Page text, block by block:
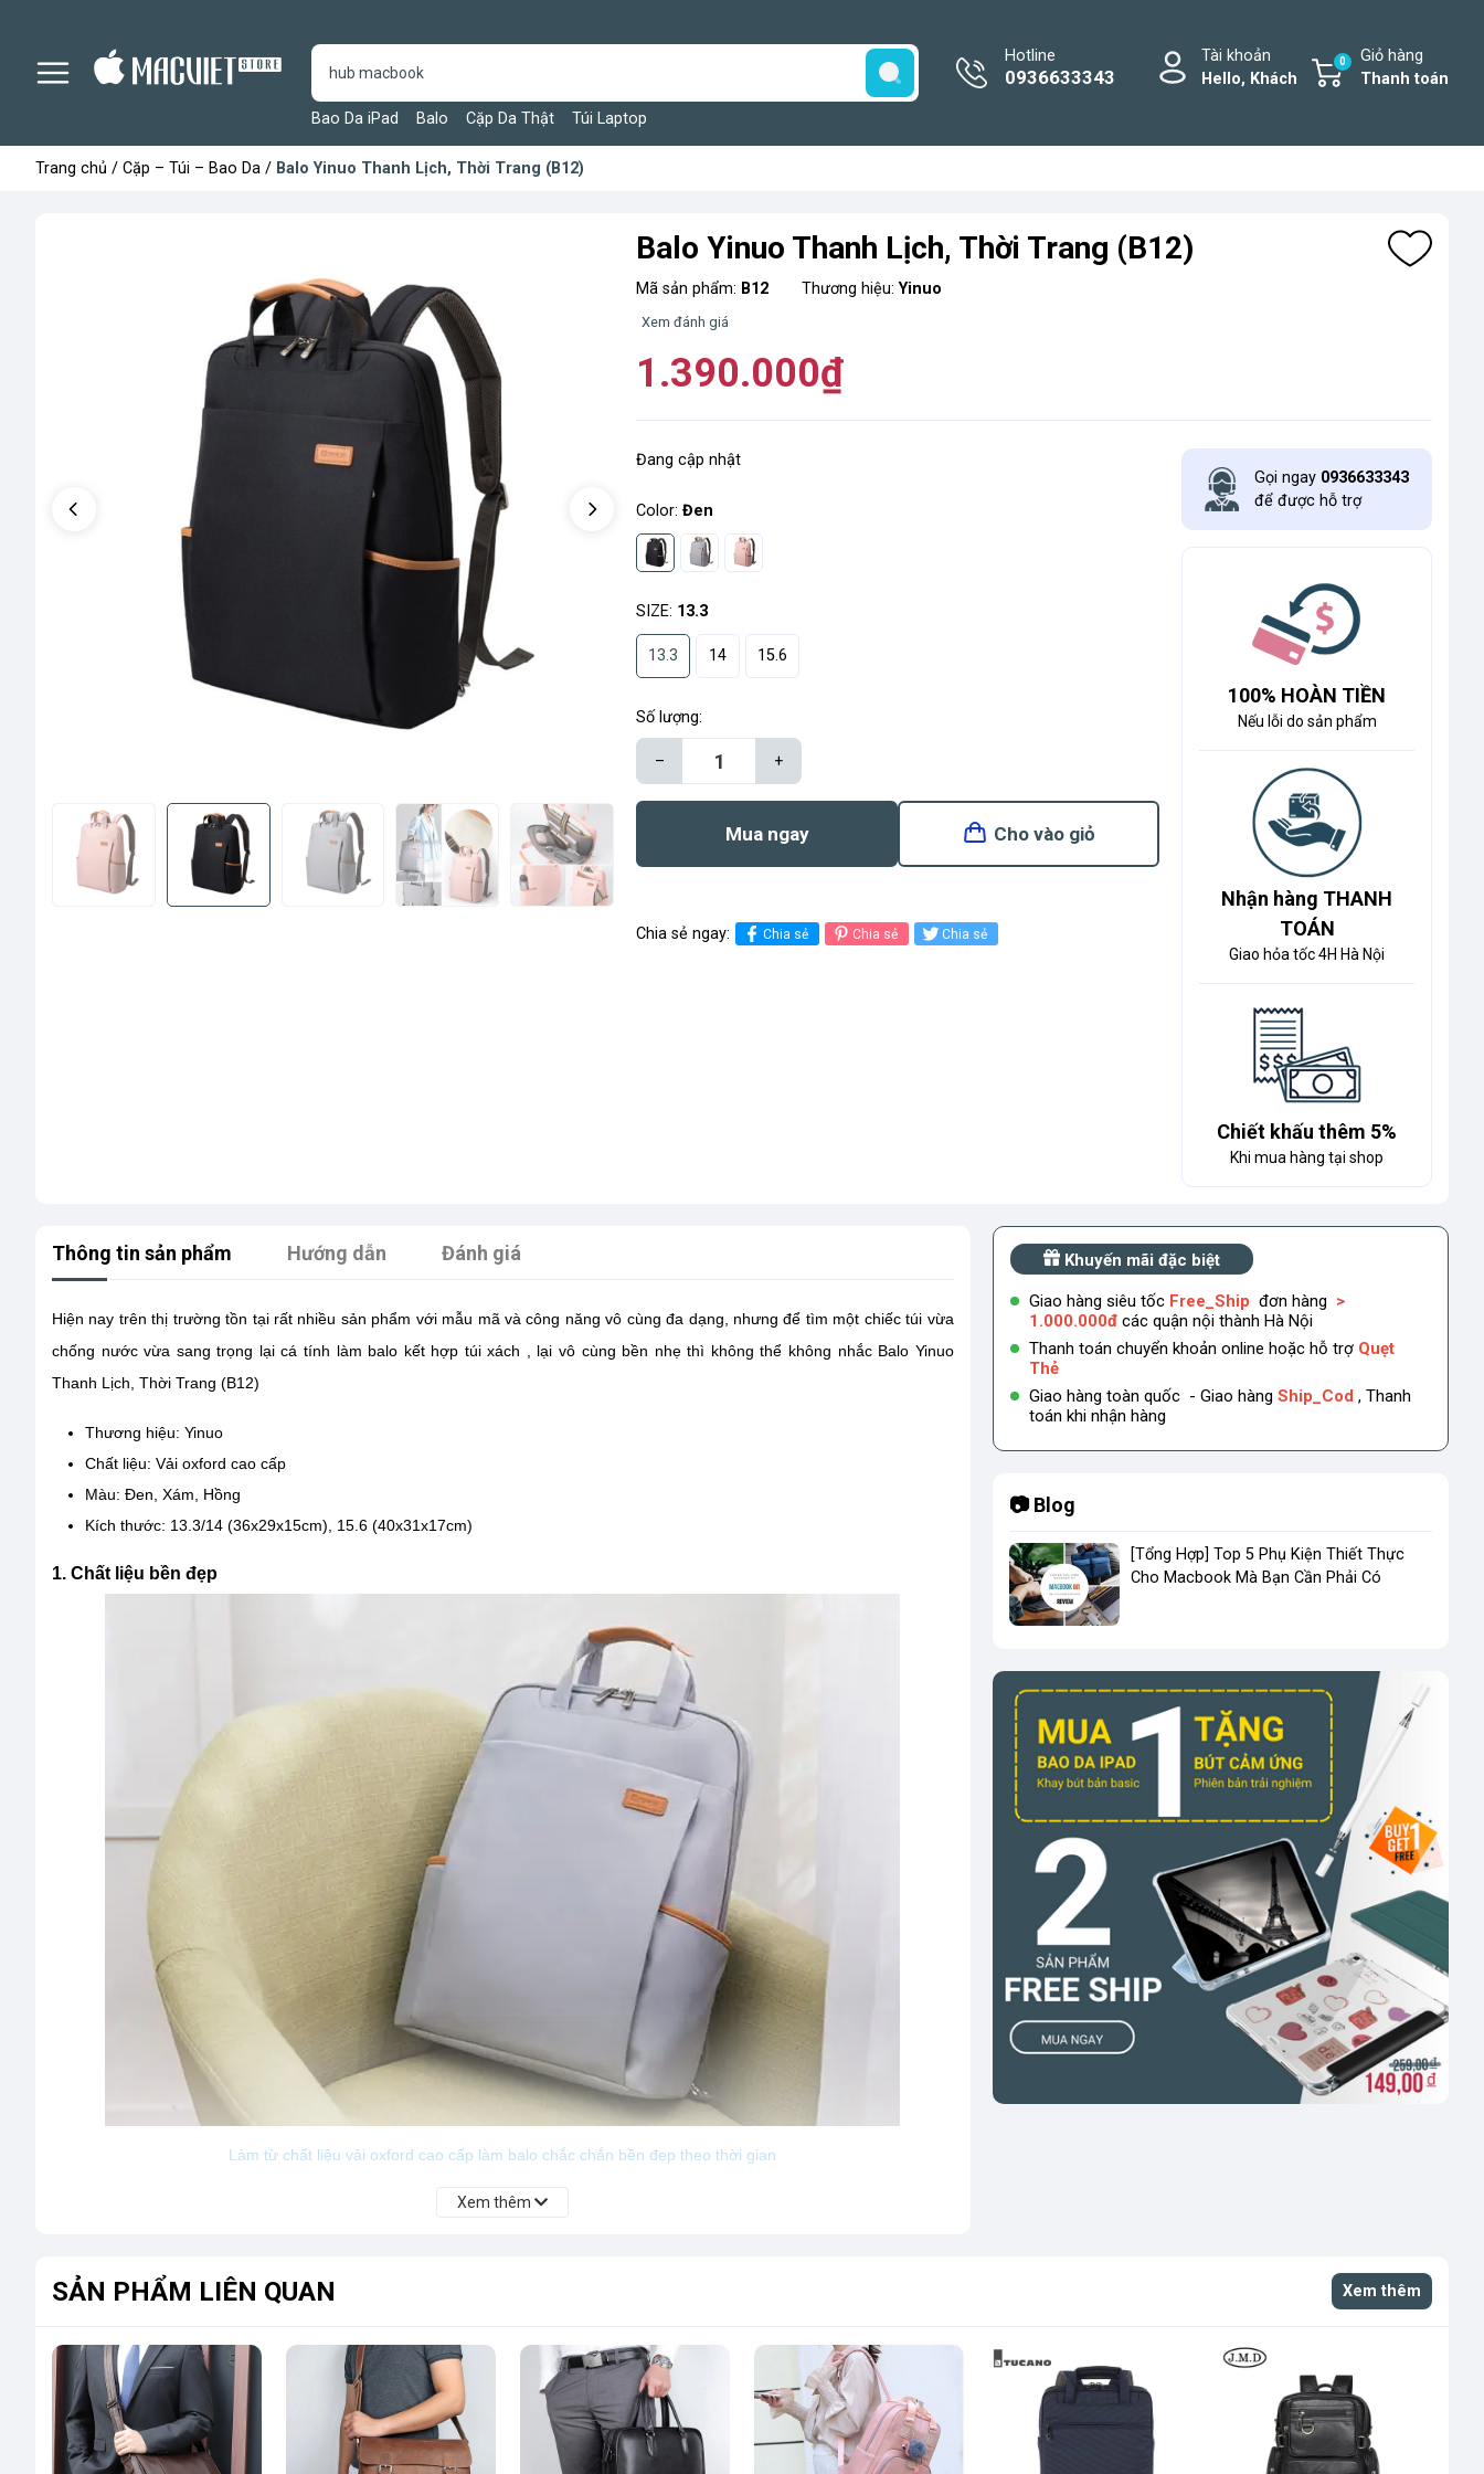
Bao Da iPad Balo Cặp Da Thật Túi Laptop
Hotline
0936633343
Tài khoản
Hello, Khách
Giỏ hàng
Thanh toán
0
Trang chủ / Cặp – Túi – Bao Da / Balo Yinuo Thanh Lịch, Thời Trang (B12)
Balo Yinuo Thanh Lịch, Thời Trang (B12)
Mã sản phẩm: B12 Thương hiệu:Yinuo
Xem đánh giá
1.390.000₫
Đang cập nhật
Color:Đen
SIZE: 13.3
13.3 14 15.6
Số lượng:
– +
Mua ngay Cho vào giỏ
Chia sẻ ngay: Chia sẻ Chia sẻ Chia sẻ
Gọi ngay 0936633343
để được hỗ trợ
100% HOÀN TIỀN
Nếu lỗi do sản phẩm
Nhận hàng THANH
TOÁN
Giao hỏa tốc 4H Hà Nội
Chiết khấu thêm 5%
Khi mua hàng tại shop
Thông tin sản phẩm Hướng dẫn Đánh giá
Hiện nay trên thị trường tồn tại rất nhiều sản phẩm với mẫu mã và công năng vô cùng đa dạng, nhưng để tìm một chiếc túi vừa
chống nước vừa sang trọng lại cá tính làm balo kết hợp túi xách , lại vô cùng bền nhẹ thì không thể không nhắc Balo Yinuo
Thanh Lịch, Thời Trang (B12)
Thương hiệu: Yinuo
Chất liệu: Vải oxford cao cấp
Màu: Đen, Xám, Hồng
Kích thước: 13.3/14 (36x29x15cm), 15.6 (40x31x17cm)
1. Chất liệu bền đẹp
Làm từ chất liệu vải oxford cao cấp làm balo chắc chắn bền đẹp theo thời gian
Thiết kế theo phong cách đơn giản, gọn nhẹ, đơn sắc nhưng vẫn rất thời thượng. Túi có 3 tone màu cơ bản đơn giản nhưng vô
cùng hiện đại, dễ phối đồ, dễ dàng phù hợp với phong cách, tính chất công việc của bạn.
Balo Yinuo Thanh Lịch, Thời Trang (B12) được thiết kế với nhiều ngăn đáp ứng nhu cầu đựng được nhiều đồ dùng của bạn mỗi
khi đi lại hay trong những chuyến đi du lịch tới những vùng đất mới.
Xem thêm
Khuyến mãi đặc biệt
Giao hàng siêu tốc Free_Ship đơn hàng >
1.000.000đ các quận nội thành Hà Nội
Thanh toán chuyển khoản online hoặc hỗ trợ Quẹt
Thẻ
Giao hàng toàn quốc - Giao hàng Ship_Cod , Thanh
toán khi nhận hàng
📷 Blog
[Tổng Hợp] Top 5 Phụ Kiện Thiết Thực
Cho Macbook Mà Bạn Cần Phải Có
SẢN PHẨM LIÊN QUAN Xem thêm